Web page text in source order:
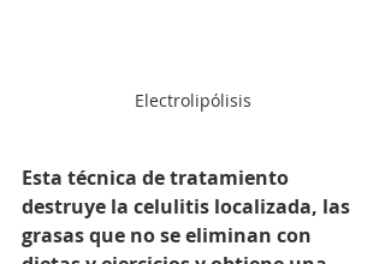
Electrolipólisis
Esta técnica de tratamiento
destruye la celulitis localizada, las
grasas que no se eliminan con